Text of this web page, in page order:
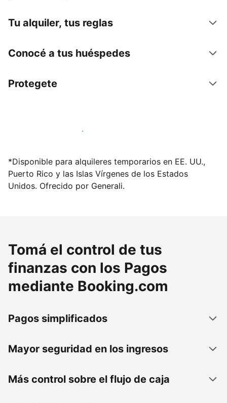
Tu alquiler, tus reglas
Conocé a tus huéspedes
Protegete
Publicá en nuestra plataforma hoy
*Disponible para alquileres temporarios en EE. UU.,
Puerto Rico y las Islas Vírgenes de los Estados
Unidos. Ofrecido por Generali.
Tomá el control de tus
finanzas con los Pagos
mediante Booking.com
Pagos simplificados
Mayor seguridad en los ingresos
Más control sobre el flujo de caja